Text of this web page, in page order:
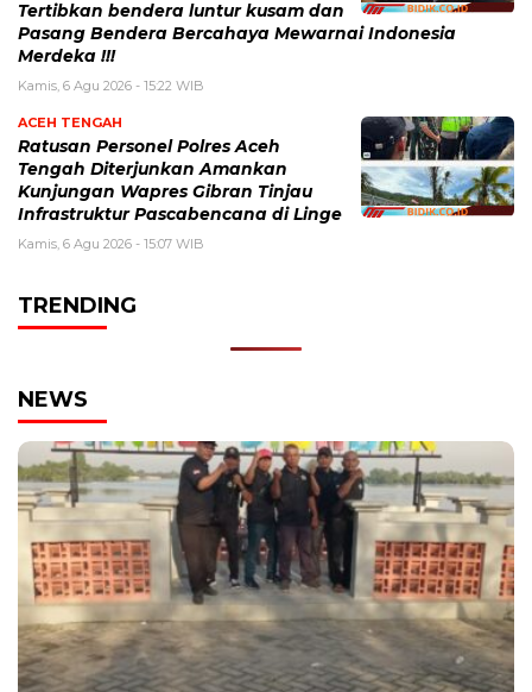
Tertibkan bendera luntur kusam dan
Pasang Bendera Bercahaya Mewarnai Indonesia
Merdeka !!!
Kamis, 6 Agu 2026 - 15:22 WIB
ACEH TENGAH
Ratusan Personel Polres Aceh
Tengah Diterjunkan Amankan
Kunjungan Wapres Gibran Tinjau
Infrastruktur Pascabencana di Linge
Kamis, 6 Agu 2026 - 15:07 WIB
TRENDING
NEWS